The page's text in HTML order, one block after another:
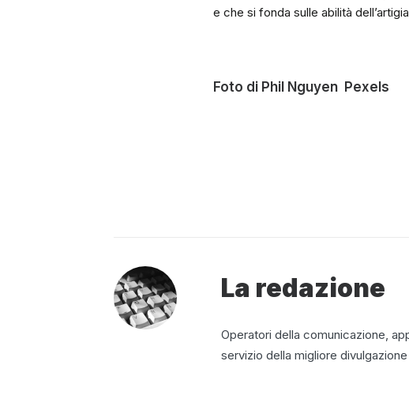
e che si fonda sulle abilità
Foto di Phil Nguyen Pexels
La redazione
Operatori della comunicazione,
servizio della migliore